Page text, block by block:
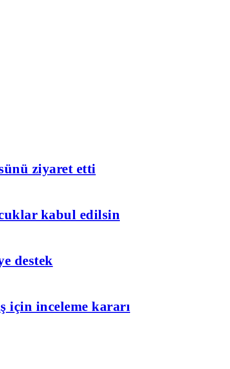
ziyaret etti
kabul edilsin
destek
için inceleme kararı